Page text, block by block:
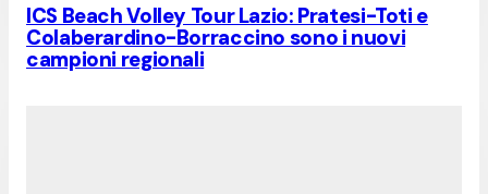
ICS Beach Volley Tour Lazio: Pratesi-Toti e
Colaberardino-Borraccino sono i nuovi
campioni regionali